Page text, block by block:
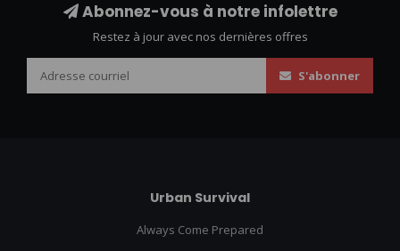
Abonnez-vous à notre infolettre
Restez à jour avec nos dernières offres
S'abonner
Urban Survival
Always Come Prepared